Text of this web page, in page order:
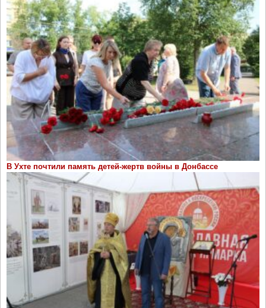
В Ухте почтили память детей-жертв войны в Донбассе